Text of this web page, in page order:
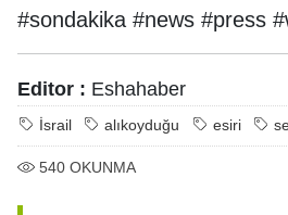
#sondakika #news #press
Editor : Eshahaber
İsrail alıkoyduğu esiri
540 OKUNMA